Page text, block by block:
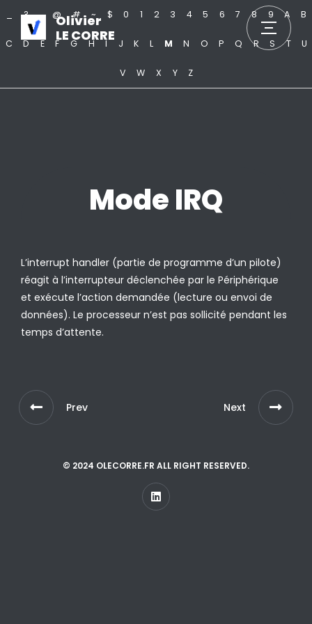
Olivier
LE CORRE
? . @ # ~ $ 0 1 2 3 4 5 6 7 8 9 A B
C D E F G H I J K L M N O P Q R S T U
V W X Y Z
Mode IRQ
L’interrupt handler (partie de programme d’un pilote)
réagit à l’interrupteur déclenchée par le Périphérique
et exécute l’action demandée (lecture ou envoi de
données). Le processeur n’est pas sollicité pendant les
temps d’attente.
Prev Next
© 2024 OLECORRE.FR ALL RIGHT RESERVED.